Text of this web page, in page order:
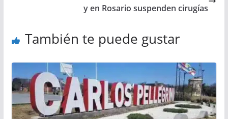
y en Rosario suspenden cirugías
También te puede gustar